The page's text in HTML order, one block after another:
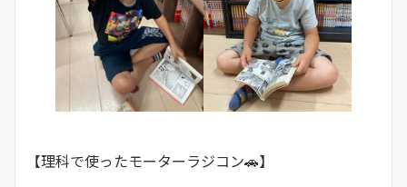
【理科で使ったモーターラジコン🚗】